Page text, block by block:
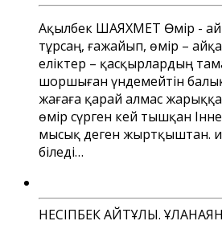
Ақылбек ШАЯХМЕТ Өмір -
тұрсаң, ғажайып, өмір –
еліктер – қасқырлардың
шоршыған үндемейтін
жағаға қарай алмас
өмір сүрген кей тышқан
мысық деген жыртқыштан.
біледі…
НЕСІПБЕК АЙТҰЛЫ.